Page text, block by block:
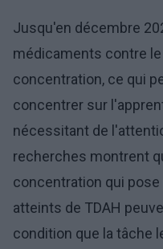
Jusqu'en décembre
médicaments contre
concentration, ce qui
concentrer sur
nécessitant de
recherches montrent
concentration qui
atteints de TDAH
condition que la tâche